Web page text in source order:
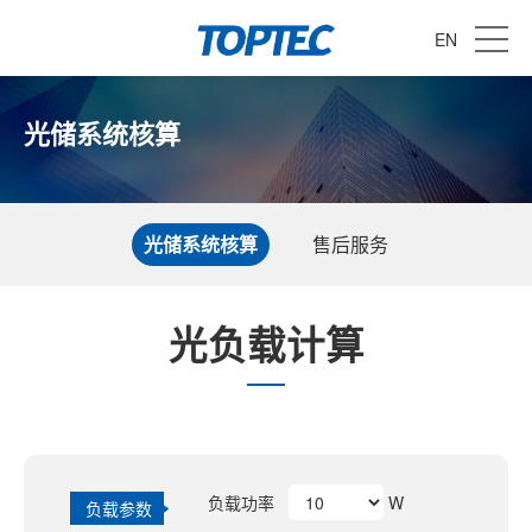
EN
光储系统核算
光储系统核算 售后服务
光负载计算
负载参数 负载功率 W